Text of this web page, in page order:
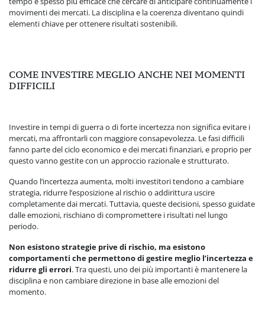
movimenti dei mercati. La disciplina e la coerenza diventano quindi
elementi chiave per ottenere risultati sostenibili.
COME INVESTIRE MEGLIO ANCHE NEI MOMENTI
DIFFICILI
Investire in tempi di guerra o di forte incertezza non significa evitare i
mercati, ma affrontarli con maggiore consapevolezza. Le fasi difficili
fanno parte del ciclo economico e dei mercati finanziari, e proprio per
questo vanno gestite con un approccio razionale e strutturato.
Quando l’incertezza aumenta, molti investitori tendono a cambiare
strategia, ridurre l’esposizione al rischio o addirittura uscire
completamente dai mercati. Tuttavia, queste decisioni, spesso guidate
dalle emozioni, rischiano di compromettere i risultati nel lungo
periodo.
Non esistono strategie prive di rischio, ma esistono
comportamenti che permettono di gestire meglio l’incertezza e
ridurre gli errori. Tra questi, uno dei più importanti è mantenere la
disciplina e non cambiare direzione in base alle emozioni del
momento.